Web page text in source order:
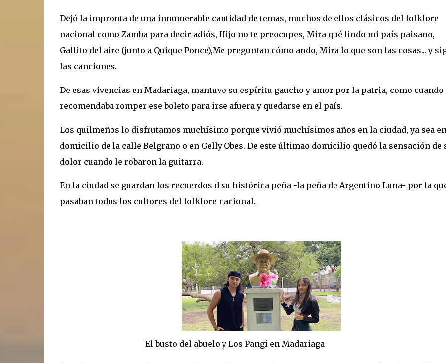
Dejó la impronta de una innumerable cantidad de temas, muchos de ellos clásicos del folklore
nacional como Zamba para decir adiós, Hijo no te preocupes, Mira qué lindo mi país paisano,
Gallito del aire (junto a Quique Ponce),Me preguntan cómo ando, Mira lo que son las cosas... y
las canciones.
De esas vivencias en Madariaga, mantuvo su espíritu gaucho y amor por la patria, como cuando
recomendaba romper ese boleto para irse afuera y quedarse en el país.
Los quilmeños lo disfrutamos muchísimo porque vivió muchísimos años en la ciudad, ya sea
domicilio de la calle Belgrano o en Gelly Obes. De este últimao domicilio quedó la sensación de
dolor cuando le robaron la guitarra.
En la ciudad se guardan los recuerdos d su histórica peña -la peña de Argentino Luna- por la
pasaban todos los cultores del folklore nacional.
El busto del abuelo y Los Pangi en Madariaga